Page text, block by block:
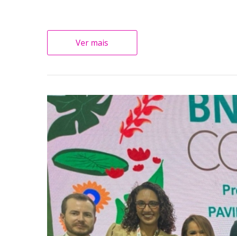
Ver mais